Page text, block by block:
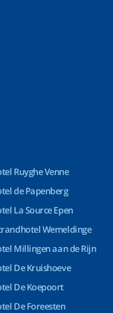
Ruyghe Venne
de Papenberg
La Source Epen
Wemeldinge
Millingen aan de Rijn
De Kruishoeve
De Koepoort
De Foreesten